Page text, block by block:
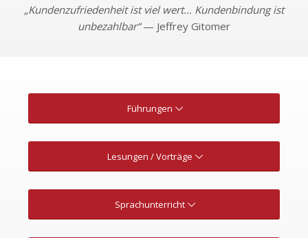
„Kundenzufriedenheit ist viel wert… Kundenbindung ist
unbezahlbar“— Jeffrey Gitomer
Führungen
Lesungen / Vorträge
Sprachunterricht